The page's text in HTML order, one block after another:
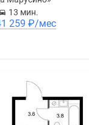
13 мин.
от 41 259 ₽/мес